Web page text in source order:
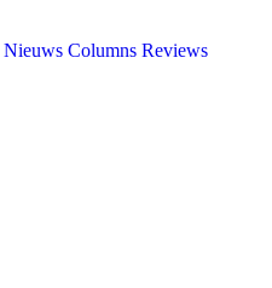
Nieuws Columns Reviews